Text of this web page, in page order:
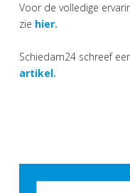
Voor de volledige
zie hier.
Schiedam24 schreef
artikel.